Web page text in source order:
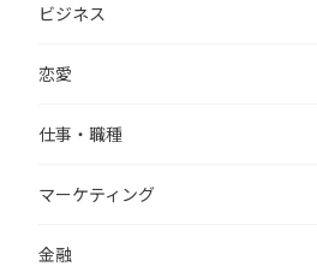
ビジネス
恋愛
仕事・職種
マーケティング
金融